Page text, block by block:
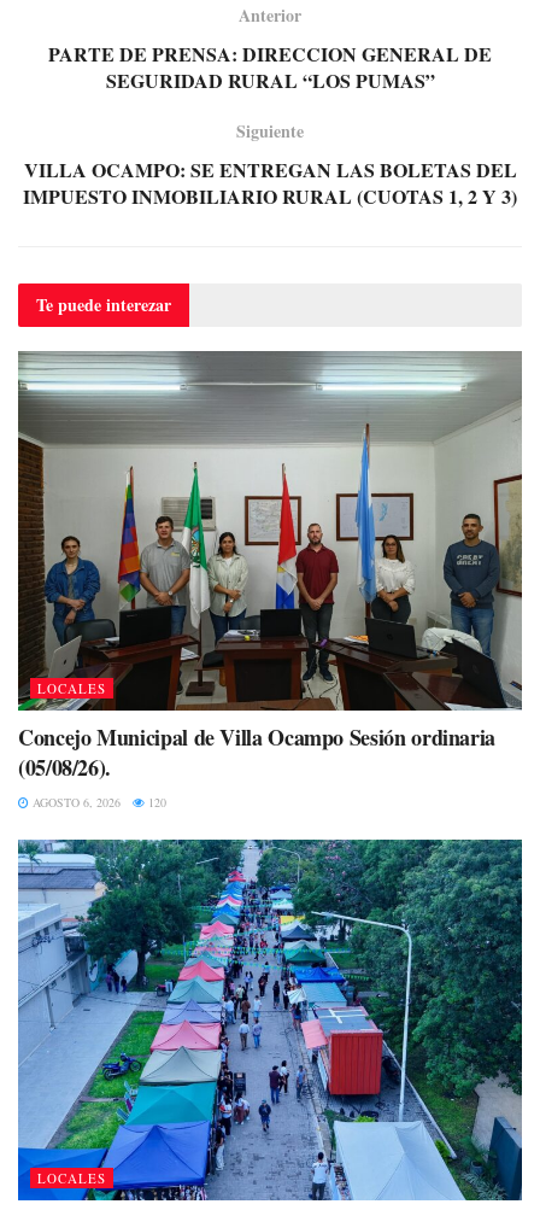
Anterior
PARTE DE PRENSA: DIRECCION GENERAL DE
SEGURIDAD RURAL “LOS PUMAS”
Siguiente
VILLA OCAMPO: SE ENTREGAN LAS BOLETAS DEL
IMPUESTO INMOBILIARIO RURAL (CUOTAS 1, 2 Y 3)
Te puedeinterezar
LOCALES
Concejo Municipal de Villa Ocampo Sesión ordinaria
(05/08/26).
AGOSTO 6, 2026 120
LOCALES